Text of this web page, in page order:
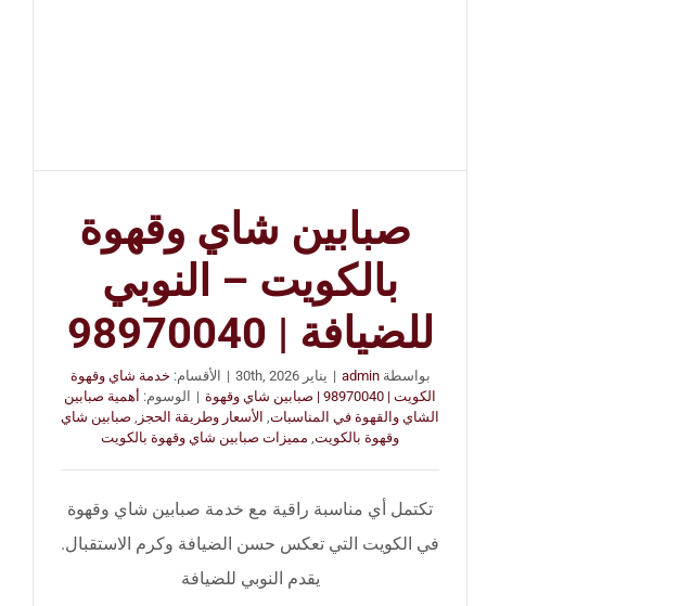
صبابين شاي وقهوة
بالكويت – النوبي
للضيافة | 98970040
بواسطةadmin
| يناير 30th, 2026 | الأقسام: خدمة شاي وقهوة
الكويت | 98970040 | صبابين شاي وقهوة
| الوسوم: أهمية صبابين
الشاي والقهوة في المناسبات, الأسعار وطريقة الحجز
صبابين شاي
وقهوة بالكويت, مميزات صبابين شاي وقهوة بالكويت
تكتمل أي مناسبة راقية مع خدمة صبابين شاي وقهوة
في الكويت التي تعكس حسن الضيافة وكرم الاستقبال.
يقدم النوبي للضيافة